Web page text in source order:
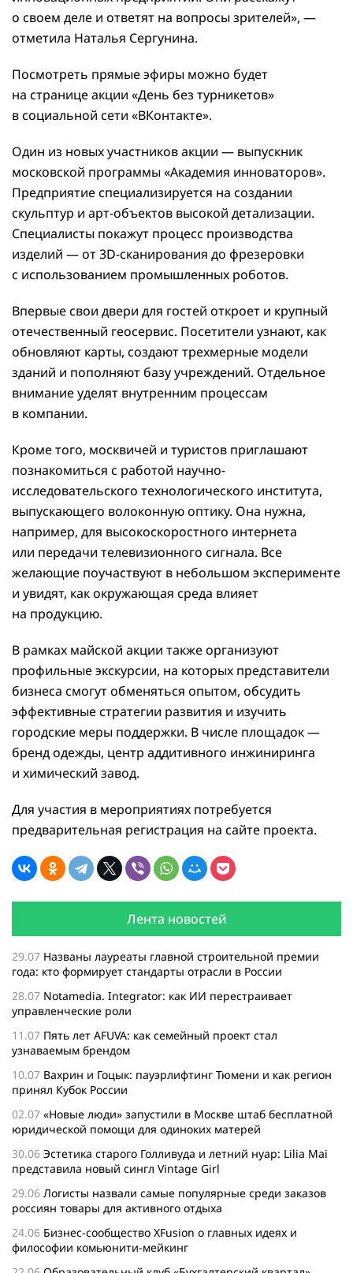
о своем деле и ответят на вопросы зрителей», —
отметила Наталья Сергунина.
Посмотреть прямые эфиры можно будет
на странице акции «День без турникетов»
в социальной сети «ВКонтакте».
Один из новых участников акции — выпускник
московской программы «Академия инноваторов».
Предприятие специализируется на создании
скульптур и арт-объектов высокой детализации.
Специалисты покажут процесс производства
изделий — от 3D-сканирования до фрезеровки
с использованием промышленных роботов.
Впервые свои двери для гостей откроет и крупный
отечественный геосервис. Посетители узнают, как
обновляют карты, создают трехмерные модели
зданий и пополняют базу учреждений. Отдельное
внимание уделят внутренним процессам
в компании.
Кроме того, москвичей и туристов приглашают
познакомиться с работой научно-
исследовательского технологического института,
выпускающего волоконную оптику. Она нужна,
например, для высокоскоростного интернета
или передачи телевизионного сигнала. Все
желающие поучаствуют в небольшом эксперименте
и увидят, как окружающая среда влияет
на продукцию.
В рамках майской акции также организуют
профильные экскурсии, на которых представители
бизнеса смогут обменяться опытом, обсудить
эффективные стратегии развития и изучить
городские меры поддержки. В числе площадок —
бренд одежды, центр аддитивного инжиниринга
и химический завод.
Для участия в мероприятиях потребуется
предварительная регистрация на сайте проекта.
Лента новостей
29.07 Названы лауреаты главной строительной премии
года: кто формирует стандарты отрасли в России
28.07 Notamedia. Integrator: как ИИ перестраивает
управленческие роли
11.07 Пять лет AFUVA: как семейный проект стал
узнаваемым брендом
10.07 Вахрин и Гоцык: пауэрлифтинг Тюмени и как регион
принял Кубок России
02.07 «Новые люди» запустили в Москве штаб бесплатной
юридической помощи для одиноких матерей
30.06 Эстетика старого Голливуда и летний нуар: Lilia Mai
представила новый сингл Vintage Girl
29.06 Логисты назвали самые популярные среди заказов
россиян товары для активного отдыха
24.06 Бизнес-сообщество XFusion о главных идеях и
философии комьюнити-мейкинг